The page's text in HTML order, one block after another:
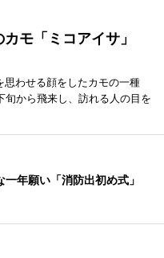
カモ「ミコアイサ」
わせる顔をしたカモの一種
旬から飛来し、訪れる人の目を
一年願い「消防出初め式」